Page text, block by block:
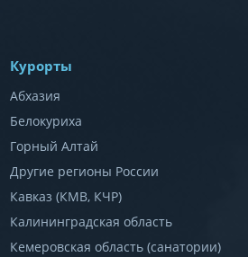
Курорты
Абхазия
Белокуриха
Горный Алтай
Другие регионы России
Кавказ (КМВ, КЧР)
Калининградская область
Кемеровская область (санатории)